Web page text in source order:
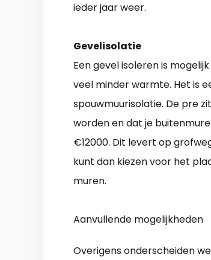
ieder jaar weer.
Gevelisolatie
Een gevel isoleren is
veel minder warmte. Het is
spouwmuurisolatie. De pre
worden en dat je
€12000. Dit levert op
kunt dan kiezen voor het
muren.
Aanvullende mogelijkheden
Overigens onderscheiden